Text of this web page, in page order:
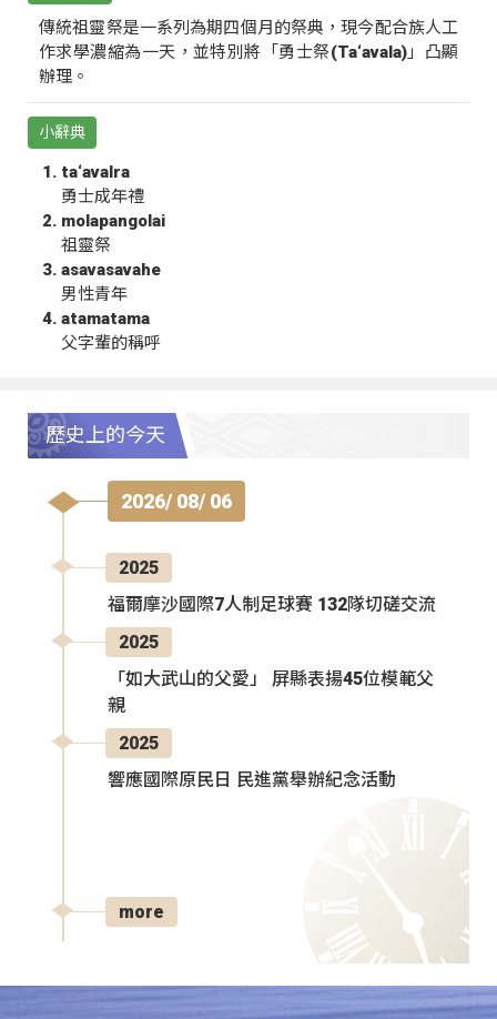
傳統祖靈祭是一系列為期四個月的祭典，現今配合族人工
作求學濃縮為一天，並特別將「勇士祭(Ta‘avala)」凸顯
辦理。
小辭典
ta‘avalra
勇士成年禮
molapangolai
祖靈祭
asavasavahe
男性青年
atamatama
父字輩的稱呼
歷史上的今天
2026/ 08/ 06
2025
福爾摩沙國際7人制足球賽 132隊切磋交流
2025
「如大武山的父愛」 屏縣表揚45位模範父
親
2025
響應國際原民日 民進黨舉辦紀念活動
more